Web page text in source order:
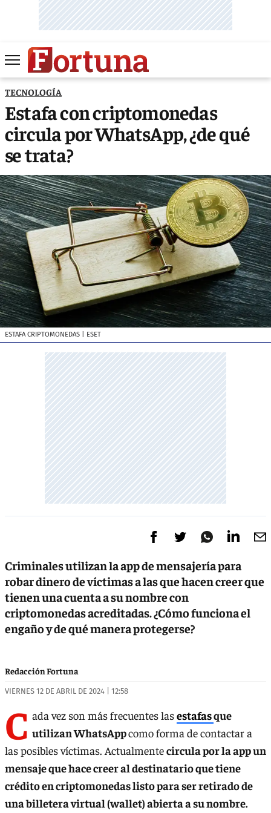
TECNOLOGÍA
Estafa con criptomonedas
circula por WhatsApp, ¿de qué
se trata?
ESTAFA CRIPTOMONEDAS | ESET
Criminales utilizan la app de mensajería para
robar dinero de víctimas a las que hacen creer que
tienen una cuenta a su nombre con
criptomonedas acreditadas. ¿Cómo funciona el
engaño y de qué manera protegerse?
Redacción Fortuna
VIERNES 12 DE ABRIL DE 2024 | 12:58
C ada vez son más frecuentes lasestafasque
utilizan WhatsAppcomo forma de contactar a
las posibles víctimas. Actualmentecircula por la app un
mensaje que hace creer al destinatario que tiene
crédito en criptomonedas listo para ser retirado de
una billetera virtual (wallet) abierta a su nombre.